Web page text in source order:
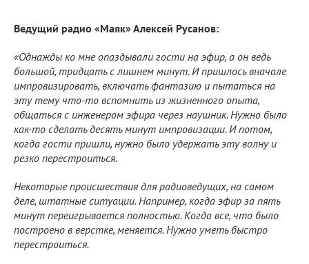
Ведущий радио «Маяк» Алексей Русанов:
«Однажды ко мне опаздывали гости на эфир, а он ведь
большой, тридцать с лишнем минут. И пришлось вначале
импровизировать, включать фантазию и пытаться на
эту тему что-то вспомнить из жизненного опыта,
общаться с инженером эфира через наушник. Нужно было
как-то сделать десять минут импровизации. И потом,
когда гости пришли, нужно было удержать эту волну и
резко перестроиться.
Некоторые происшествия для радиоведущих, на самом
деле, штатные ситуации. Например, когда эфир за пять
минут переигрывается полностью. Когда все, что было
построено в верстке, меняется. Нужно уметь быстро
перестроиться.